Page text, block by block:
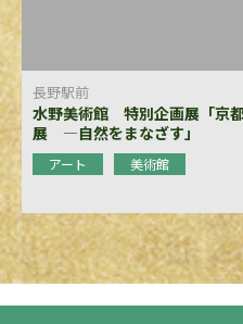
長野駅前
水野美術館 特別企画展「京
展 ―自然をまなざす」
アート 美術館